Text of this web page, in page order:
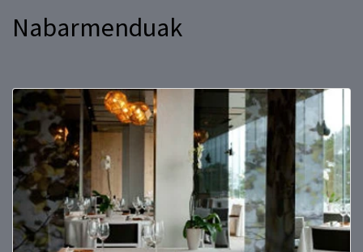
Nabarmenduak